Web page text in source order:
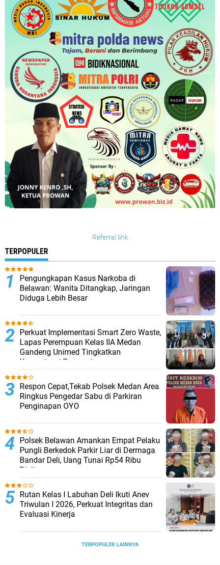
Referral link
TERPOPULER
Pengungkapan Kasus Narkoba di
Belawan: Wanita Ditangkap, Jaringan
Diduga Lebih Besar
Perkuat Implementasi Smart Zero Waste,
Lapas Perempuan Kelas IIA Medan
Gandeng Unimed Tingkatkan
Kompetensi Pegawai
Respon Cepat,Tekab Polsek Medan Area
Ringkus Pengedar Sabu di Parkiran
Penginapan OYO
Polsek Belawan Amankan Empat Pelaku
Pungli Berkedok Parkir Liar di Dermaga
Bandar Deli, Uang Tunai Rp54 Ribu
Disita
Rutan Kelas I Labuhan Deli Ikuti Anev
Triwulan I 2026, Perkuat Integritas dan
Evaluasi Kinerja
TERPOPULER LAINNYA